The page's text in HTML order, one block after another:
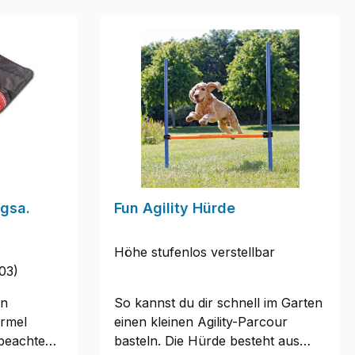
aus
- als
Die
und
bei
auch
Box
Hund
der
in
Fun Agility Hürde
Höhe stufenlos verstellbar
So kannst du dir schnell im Garten
einen kleinen Agility-Parcour
basteln. Die Hürde besteht aus